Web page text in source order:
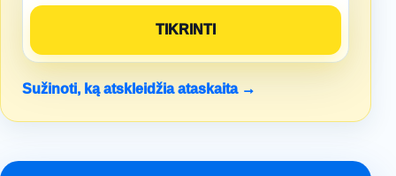
Sužinoti, ką atskleidžia ataskaita →